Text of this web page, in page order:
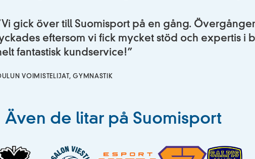
gick över till Suomisport på en gång.
eftersom vi fick mycket stöd och expertis i
fantastisk kundservice!”
VOIMISTELIJAT, GYMNASTIK
Även de litar på Suomisport